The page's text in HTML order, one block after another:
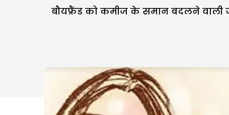
बौयफ्रैंड को कमीज के समान बदलने वाली